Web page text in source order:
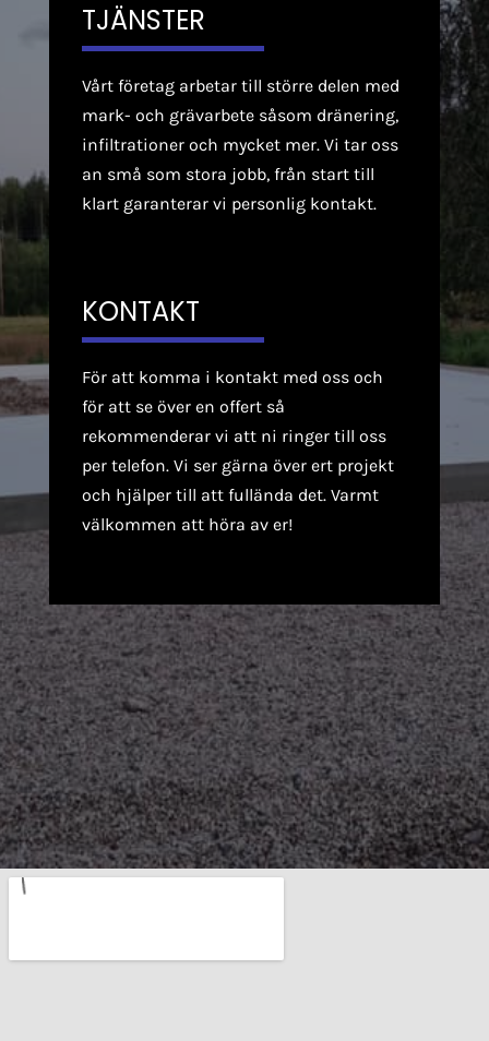
TJÄNSTER
Vårt företag arbetar till större delen med
mark- och grävarbete såsom dränering,
infiltrationer och mycket mer. Vi tar oss
an små som stora jobb, från start till
klart garanterar vi personlig kontakt.
KONTAKT
För att komma i kontakt med oss och
för att se över en offert så
rekommenderar vi att ni ringer till oss
per telefon. Vi ser gärna över ert projekt
och hjälper till att fullända det. Varmt
välkommen att höra av er!